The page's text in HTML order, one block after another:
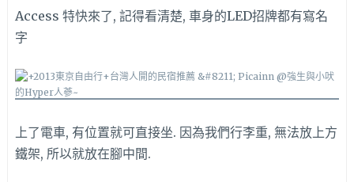
Access 特快來了, 記得看清楚, 車身的LED招牌都有寫名
字
上了電車, 有位置就可直接坐. 因為我們行李重, 無法放上方
鐵架, 所以就放在腳中間.